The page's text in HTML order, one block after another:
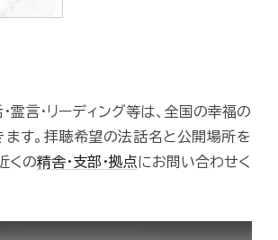
霊言・リーディング等は、全国の幸福の
す。拝聴希望の法話名と公開場所を
くの精舎・支部・拠点にお問い合わせく